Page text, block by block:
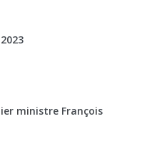
ministre François